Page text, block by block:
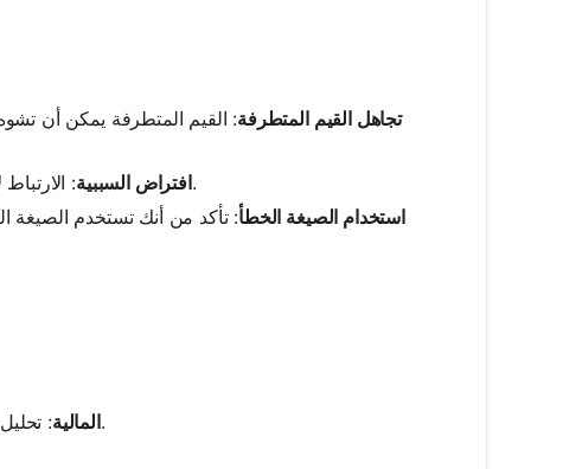
تجاهل القيم المتطرفة: القيم المتطرفة يمكن أن
افتراض السببية: الارتباط لا يعني السببية. ارتباط عالي لا يعني أن متغيرًا يتسبب في تغيير الآخر.
استخدام الصيغة الخطأ: تأكد من أنك تستخدم الصيغة
المالية: تحليل الارتباط بين مؤشرات السوق وأسعار الأسهم الفردية لإدارة المخاطر.